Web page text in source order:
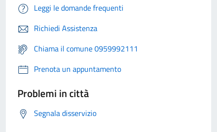
Leggi le domande frequenti
Richiedi Assistenza
Chiama il comune 0959992111
Prenota un appuntamento
Problemi in città
Segnala disservizio